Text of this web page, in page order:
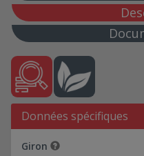
80*132,50-Ref
88*88-Ref 0374020
98*98-Ref 0374021
5*94-Ref 0374022
10*69-Ref 0374030
10*93-Ref 0374031
10*94-Ref 0374023
Données spécifiques
Giron